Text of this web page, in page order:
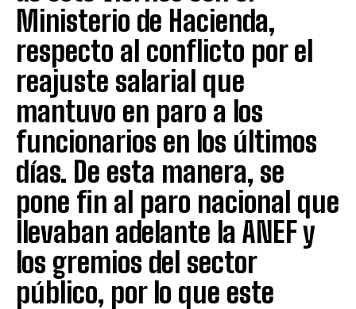
Ministerio de Hacienda,
respecto al conflicto por el
reajuste salarial que
mantuvo en paro a los
funcionarios en los últimos
días. De esta manera, se
pone fin al paro nacional que
llevaban adelante la ANEF y
los gremios del sector
público, por lo que este